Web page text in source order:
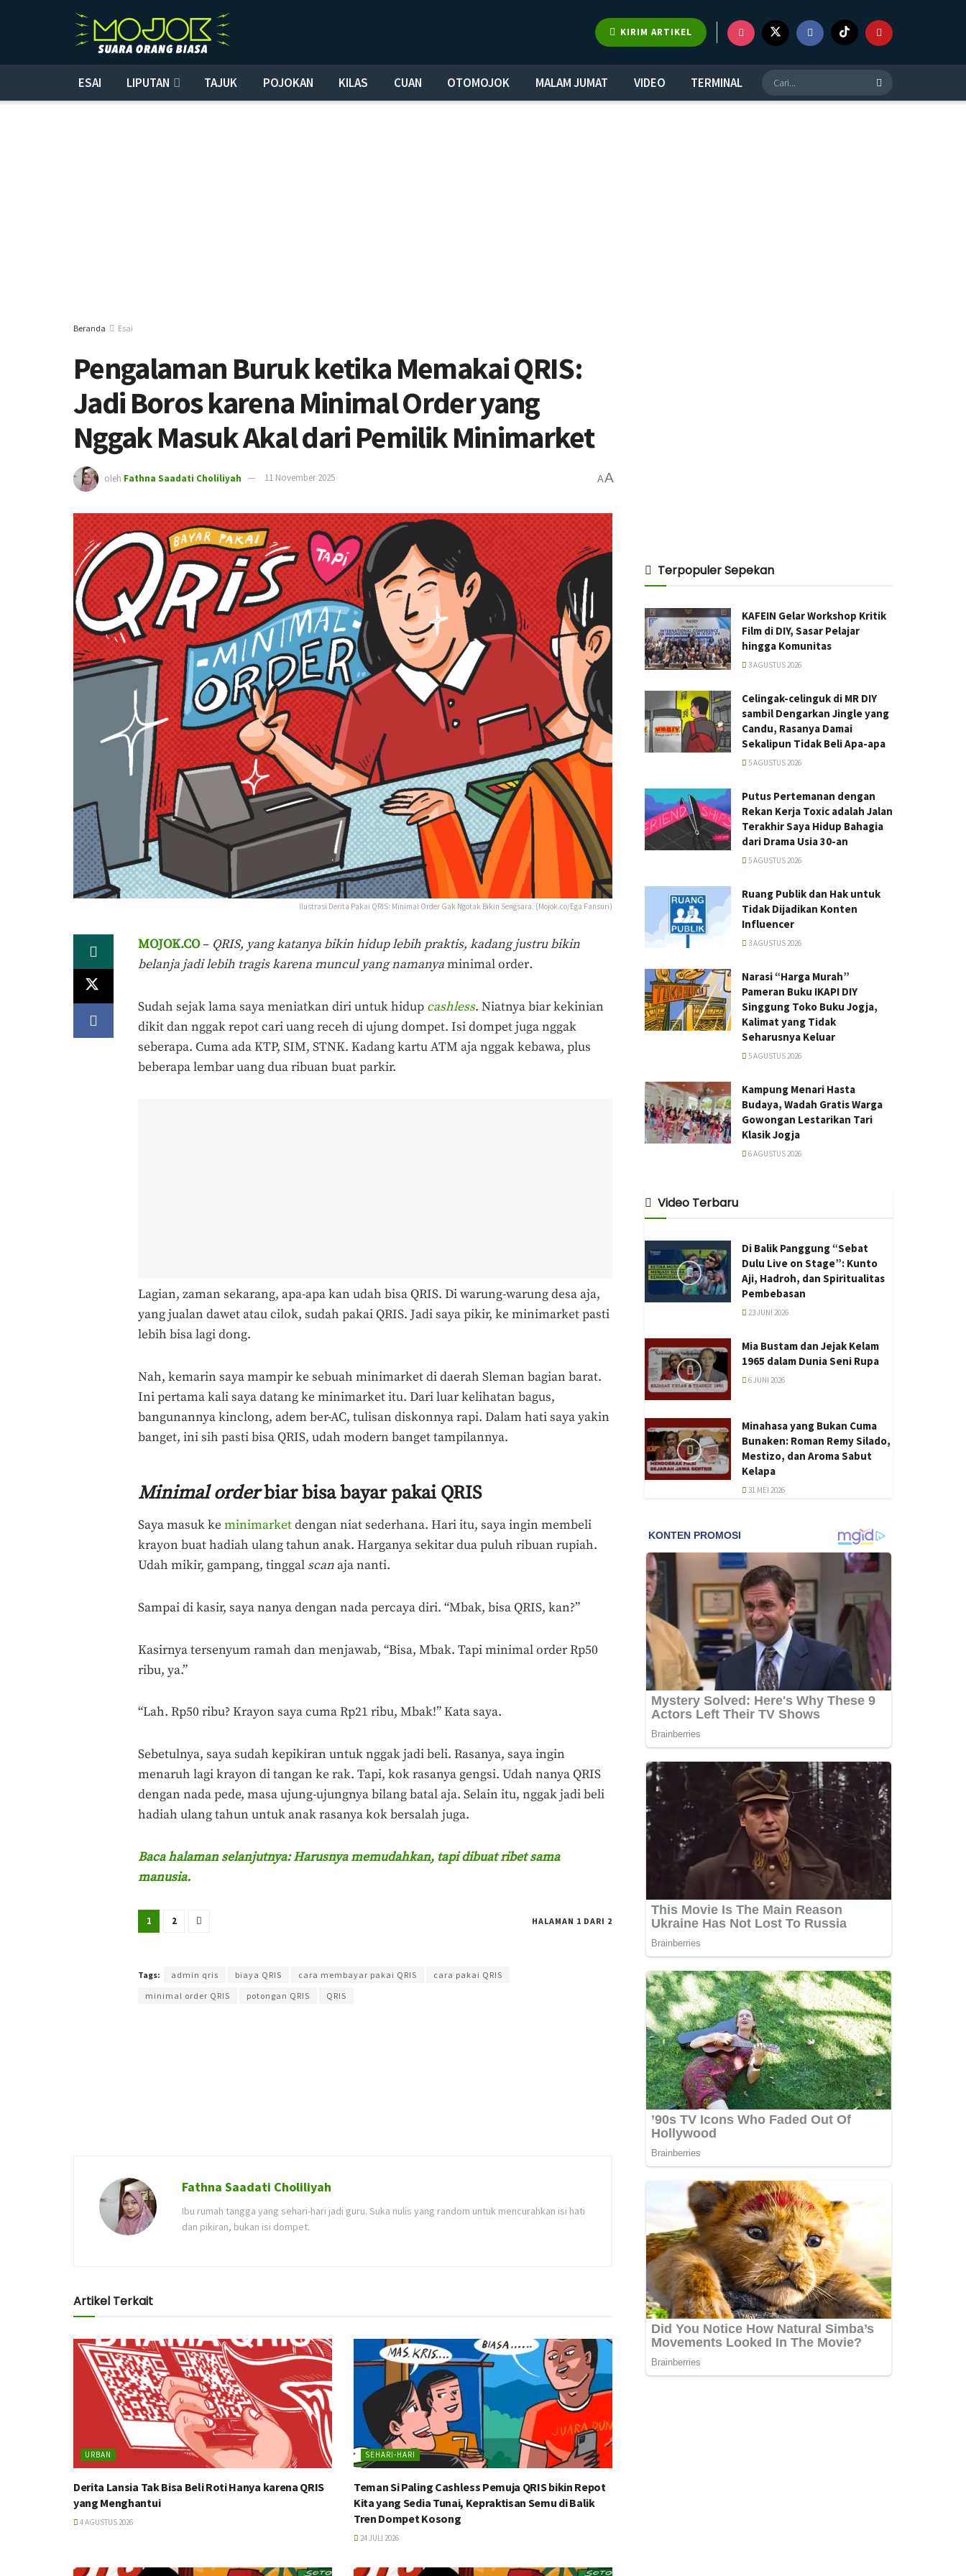
KIRIM ARTIKEL
ESAI LIPUTAN TAJUK POJOKAN KILAS CUAN OTOMOJOK MALAM JUMAT VIDEO TERMINAL
Beranda Esai
Pengalaman Buruk ketika Memakai QRIS:
Jadi Boros karena Minimal Order yang
Nggak Masuk Akal dari Pemilik Minimarket
oleh Fathna Saadati Choliliyah 11 November 2025 AA
Ilustrasi Derita Pakai QRIS: Minimal Order Gak Ngotak Bikin Sengsara. (Mojok.co/Ega Fansuri)
MOJOK.CO– QRIS, yang katanya bikin hidup lebih praktis, kadang justru bikin
belanja jadi lebih tragis karena muncul yang namanyaminimal order.
Sudah sejak lama saya meniatkan diri untuk hidup cashless. Niatnya biar kekinian
dikit dan nggak repot cari uang receh di ujung dompet. Isi dompet juga nggak
seberapa. Cuma ada KTP, SIM, STNK. Kadang kartu ATM aja nggak kebawa, plus
beberapa lembar uang dua ribuan buat parkir.
Lagian, zaman sekarang, apa-apa kan udah bisa QRIS. Di warung-warung desa aja,
yang jualan dawet atau cilok, sudah pakai QRIS. Jadi saya pikir, ke minimarket pasti
lebih bisa lagi dong.
Nah, kemarin saya mampir ke sebuah minimarket di daerah Sleman bagian barat.
Ini pertama kali saya datang ke minimarket itu. Dari luar kelihatan bagus,
bangunannya kinclong, adem ber-AC, tulisan diskonnya rapi. Dalam hati saya yakin
banget, ini sih pasti bisa QRIS, udah modern banget tampilannya.
Minimal orderbiar bisa bayar pakai QRIS
Saya masuk ke minimarketdengan niat sederhana. Hari itu, saya ingin membeli
krayon buat hadiah ulang tahun anak. Harganya sekitar dua puluh ribuan rupiah.
Udah mikir, gampang, tinggal scanaja nanti.
Sampai di kasir, saya nanya dengan nada percaya diri. “Mbak, bisa QRIS, kan?”
Kasirnya tersenyum ramah dan menjawab, “Bisa, Mbak. Tapi minimal order Rp50
ribu, ya.”
“Lah. Rp50 ribu? Krayon saya cuma Rp21 ribu, Mbak!” Kata saya.
Sebetulnya, saya sudah kepikiran untuk nggak jadi beli. Rasanya, saya ingin
menaruh lagi krayon di tangan ke rak. Tapi, kok rasanya gengsi. Udah nanya QRIS
dengan nada pede, masa ujung-ujungnya bilang batal aja. Selain itu, nggak jadi beli
hadiah ulang tahun untuk anak rasanya kok bersalah juga.
Baca halaman selanjutnya: Harusnya memudahkan, tapi dibuat ribet sama
manusia.
HALAMAN 1 DARI 2
1 2
Tags: admin qris biaya QRIS cara membayar pakai QRIS
cara pakai QRIS
minimal order QRIS
potongan QRIS QRIS
Fathna Saadati Choliliyah
Ibu rumah tangga yang sehari-hari jadi guru. Suka nulis yang random untuk mencurahkan isi hati
dan pikiran, bukan isi dompet.
Artikel Terkait
URBAN
Derita Lansia Tak Bisa Beli Roti Hanya karena QRIS
yang Menghantui
4 AGUSTUS 2026
SEHARI-HARI
Teman Si Paling Cashless Pemuja QRIS bikin Repot
Kita yang Sedia Tunai, Kepraktisan Semu di Balik
Tren Dompet Kosong
24 JULI 2026
Terpopuler Sepekan
KAFEIN Gelar Workshop Kritik
Film di DIY, Sasar Pelajar
hingga Komunitas
3 AGUSTUS 2026
Celingak-celinguk di MR DIY
sambil Dengarkan Jingle yang
Candu, Rasanya Damai
Sekalipun Tidak Beli Apa-apa
5 AGUSTUS 2026
Putus Pertemanan dengan
Rekan Kerja Toxic adalah Jalan
Terakhir Saya Hidup Bahagia
dari Drama Usia 30-an
5 AGUSTUS 2026
Ruang Publik dan Hak untuk
Tidak Dijadikan Konten
Influencer
3 AGUSTUS 2026
Narasi “Harga Murah”
Pameran Buku IKAPI DIY
Singgung Toko Buku Jogja,
Kalimat yang Tidak
Seharusnya Keluar
5 AGUSTUS 2026
Kampung Menari Hasta
Budaya, Wadah Gratis Warga
Gowongan Lestarikan Tari
Klasik Jogja
6 AGUSTUS 2026
Video Terbaru
Di Balik Panggung “Sebat
Dulu Live on Stage”: Kunto
Aji, Hadroh, dan Spiritualitas
Pembebasan
23 JUNI 2026
Mia Bustam dan Jejak Kelam
1965 dalam Dunia Seni Rupa
6 JUNI 2026
Minahasa yang Bukan Cuma
Bunaken: Roman Remy Silado,
Mestizo, dan Aroma Sabut
Kelapa
31 MEI 2026